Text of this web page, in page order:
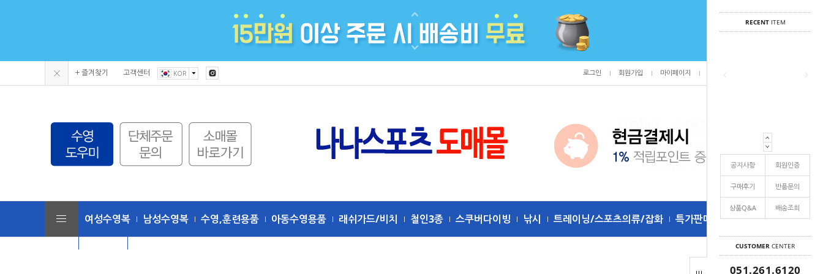
RECENTITEM
공지사항 회원인증
구매후기 반품문의
상품Q&A 배송조희
CUSTOMER CENTER
051.261.6120
+ 즐겨찾기 고객센터 KOR 로그인 회원가입 마이페이지
여성수영복 남성수영복 수영,훈련용품 아동수영용품 래쉬가드/비치 철인3종 스쿠버다이빙 낚시 트레이닝/스포츠의류/잡화 특가판매